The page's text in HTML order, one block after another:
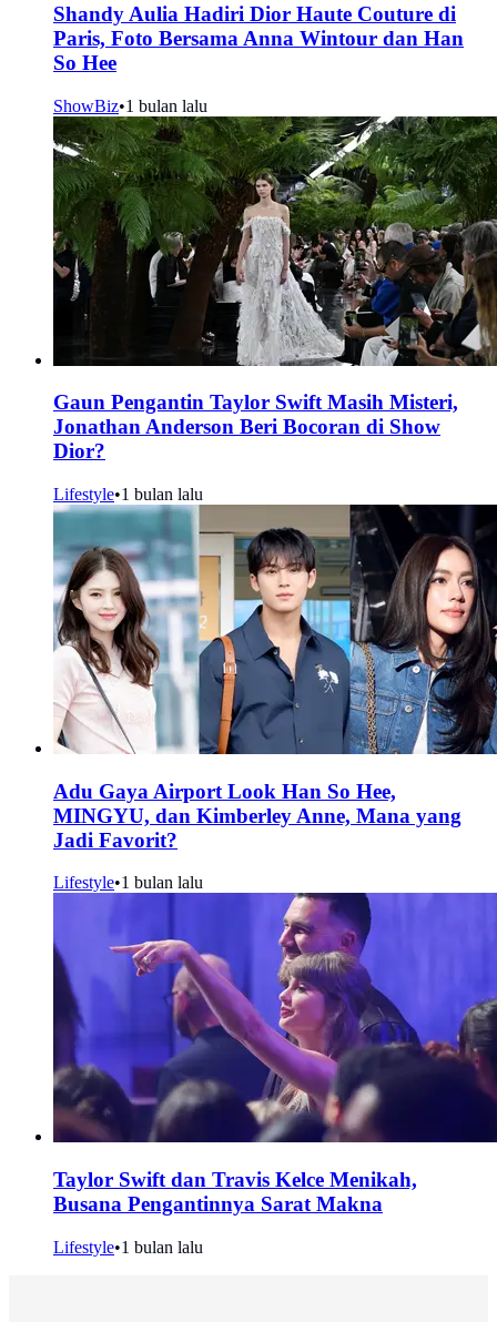
Shandy Aulia Hadiri Dior Haute Couture di
Paris, Foto Bersama Anna Wintour dan Han
So Hee
ShowBiz•1 bulan lalu
Gaun Pengantin Taylor Swift Masih Misteri,
Jonathan Anderson Beri Bocoran di Show
Dior?
Lifestyle•1 bulan lalu
Adu Gaya Airport Look Han So Hee,
MINGYU, dan Kimberley Anne, Mana yang
Jadi Favorit?
Lifestyle•1 bulan lalu
Taylor Swift dan Travis Kelce Menikah,
Busana Pengantinnya Sarat Makna
Lifestyle•1 bulan lalu